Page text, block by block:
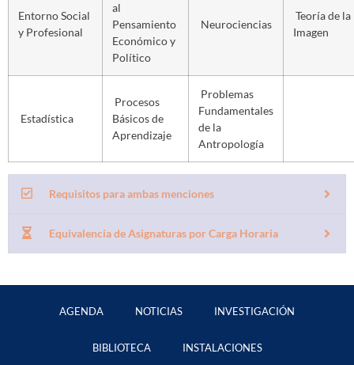
Entorno Social
y Profesional
al
Pensamiento
Económico y
Político
Neurociencias
Teoría de la
Imagen
Estadística
Procesos
Básicos de
Aprendizaje
Problemas
Fundamentales
de la
Antropología
Requisitos para ambas menciones
Equivalencia de Asignaturas por Carga Horaria
AGENDA NOTICIAS INVESTIGACIÓN
BIBLIOTECA INSTALACIONES